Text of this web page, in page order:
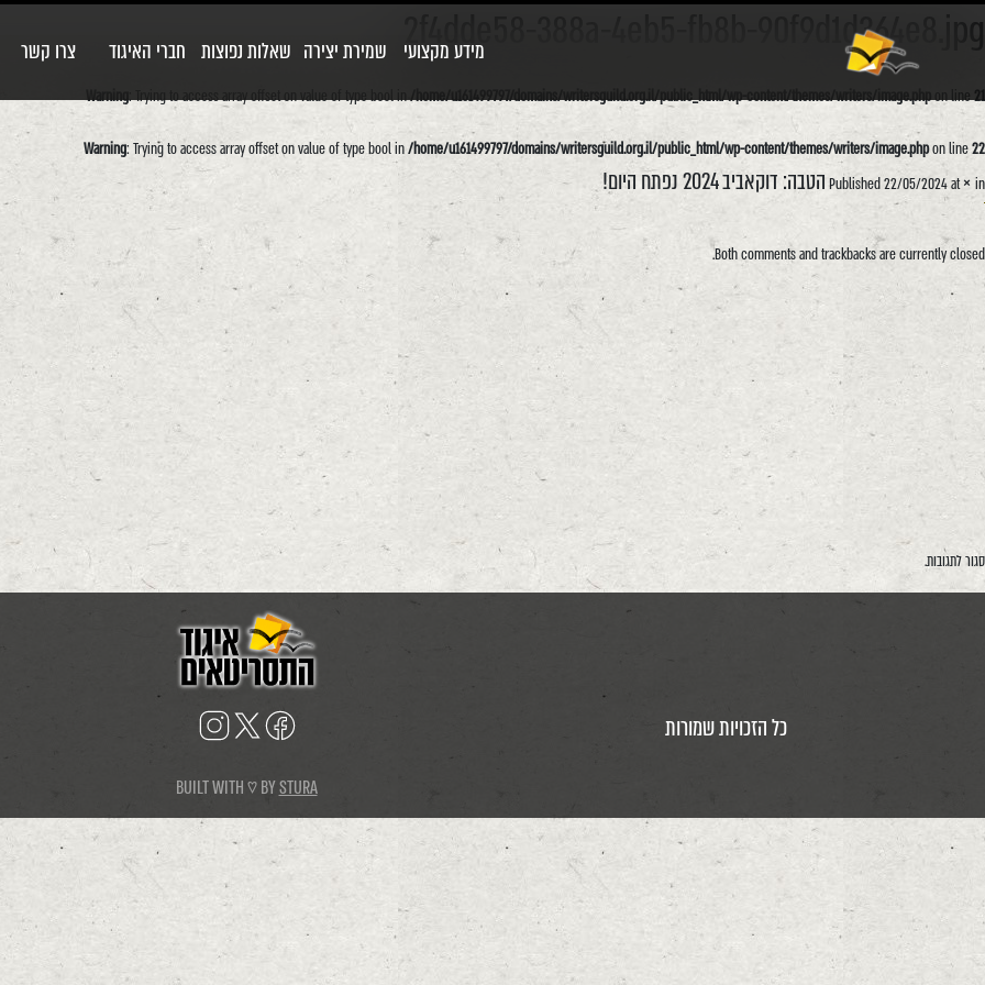
מידע מקצועי שמירת יצירה שאלות נפוצות חברי האיגוד צרו קשר 2f4dde58-388a-4eb5-fb8b-90f9d1d364e8.jpg
Warning: Trying to access array offset on value of type bool in/home/u161499797/domains/writersguild.org.il/public_html/wp-content/themes/writers/image.phpon line21
Warning: Trying to access array offset on value of type bool in/home/u161499797/domains/writersguild.org.il/public_html/wp-content/themes/writers/image.phpon line22
Published22/05/2024at× in הטבה: דוקאביב 2024 נפתח היום!
Both comments and trackbacks are currently closed.
סגור לתגובות.
כל הזכויות שמורות
BUILT WITH ♡ BYSTURA